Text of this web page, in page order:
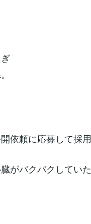
依頼に応募して採
がバクバクしてい